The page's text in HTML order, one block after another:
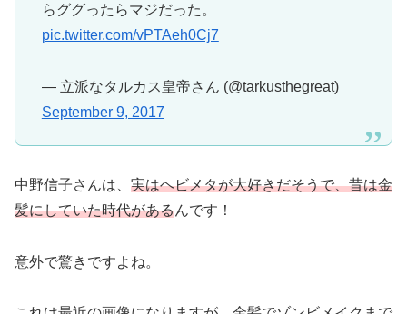
らググったらマジだった。
pic.twitter.com/vPTAeh0Cj7
— 立派なタルカス皇帝さん (@tarkusthegreat)
September 9, 2017
中野信子さんは、 実はヘビメタが大好きだそうで、昔は金
髪にしていた時代があるんです！
意外で驚きですよね。